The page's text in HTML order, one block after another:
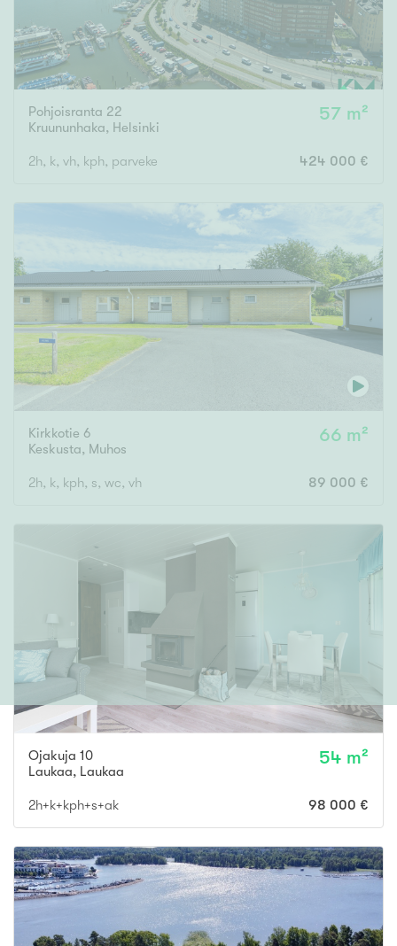
Pohjoisranta 22
Kruununhaka, Helsinki
57 m²
2h, k, vh, kph, parveke 424 000 €
Kirkkotie 6
Keskusta, Muhos
66 m²
2h, k, kph, s, wc, vh 89 000 €
Ojakuja 10
Laukaa, Laukaa
54 m²
2h+k+kph+s+ak 98 000 €